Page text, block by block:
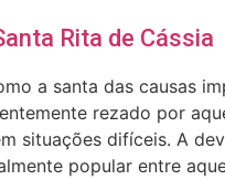
Rita de Cássia
a santa das causas
rezado por
situações difíceis. A
popular entre